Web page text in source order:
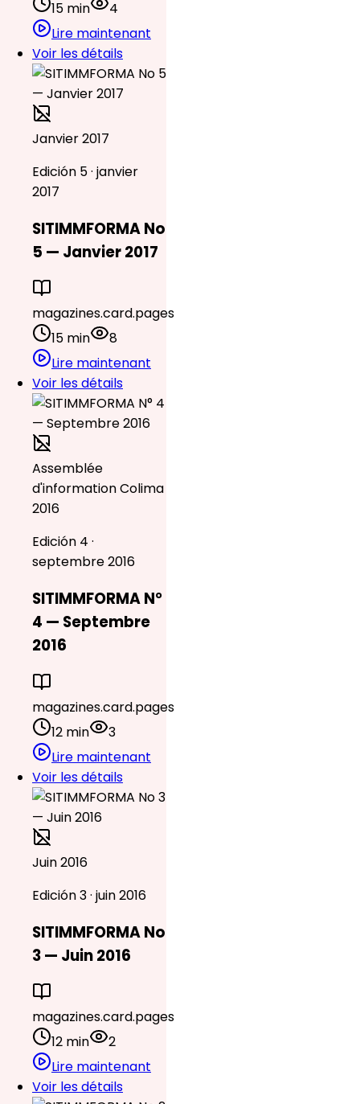
15 min
4
Lire maintenant
Voir les détails
Janvier 2017
Edición 5 · janvier
2017
SITIMMFORMA No
5 — Janvier 2017
magazines.card.pages
15 min
8
Lire maintenant
Voir les détails
Assemblée
d'information Colima
2016
Edición 4 ·
septembre 2016
SITIMMFORMA N°
4 — Septembre
2016
magazines.card.pages
12 min
3
Lire maintenant
Voir les détails
Juin 2016
Edición 3 · juin 2016
SITIMMFORMA No
3 — Juin 2016
magazines.card.pages
12 min
2
Lire maintenant
Voir les détails